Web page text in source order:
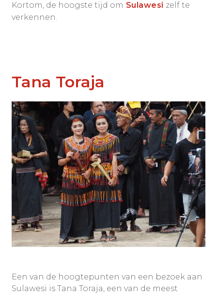
Kortom, de hoogste tijd om Sulawesi zelf te
verkennen.
Tana Toraja
Een van de hoogtepunten van een bezoek aan
Sulawesi is Tana Toraja, een van de meest